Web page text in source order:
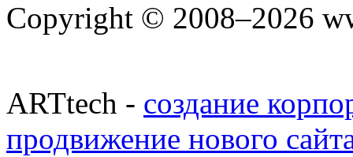
Copyright © 2008–2026
ARTtech - создание
продвижение нового